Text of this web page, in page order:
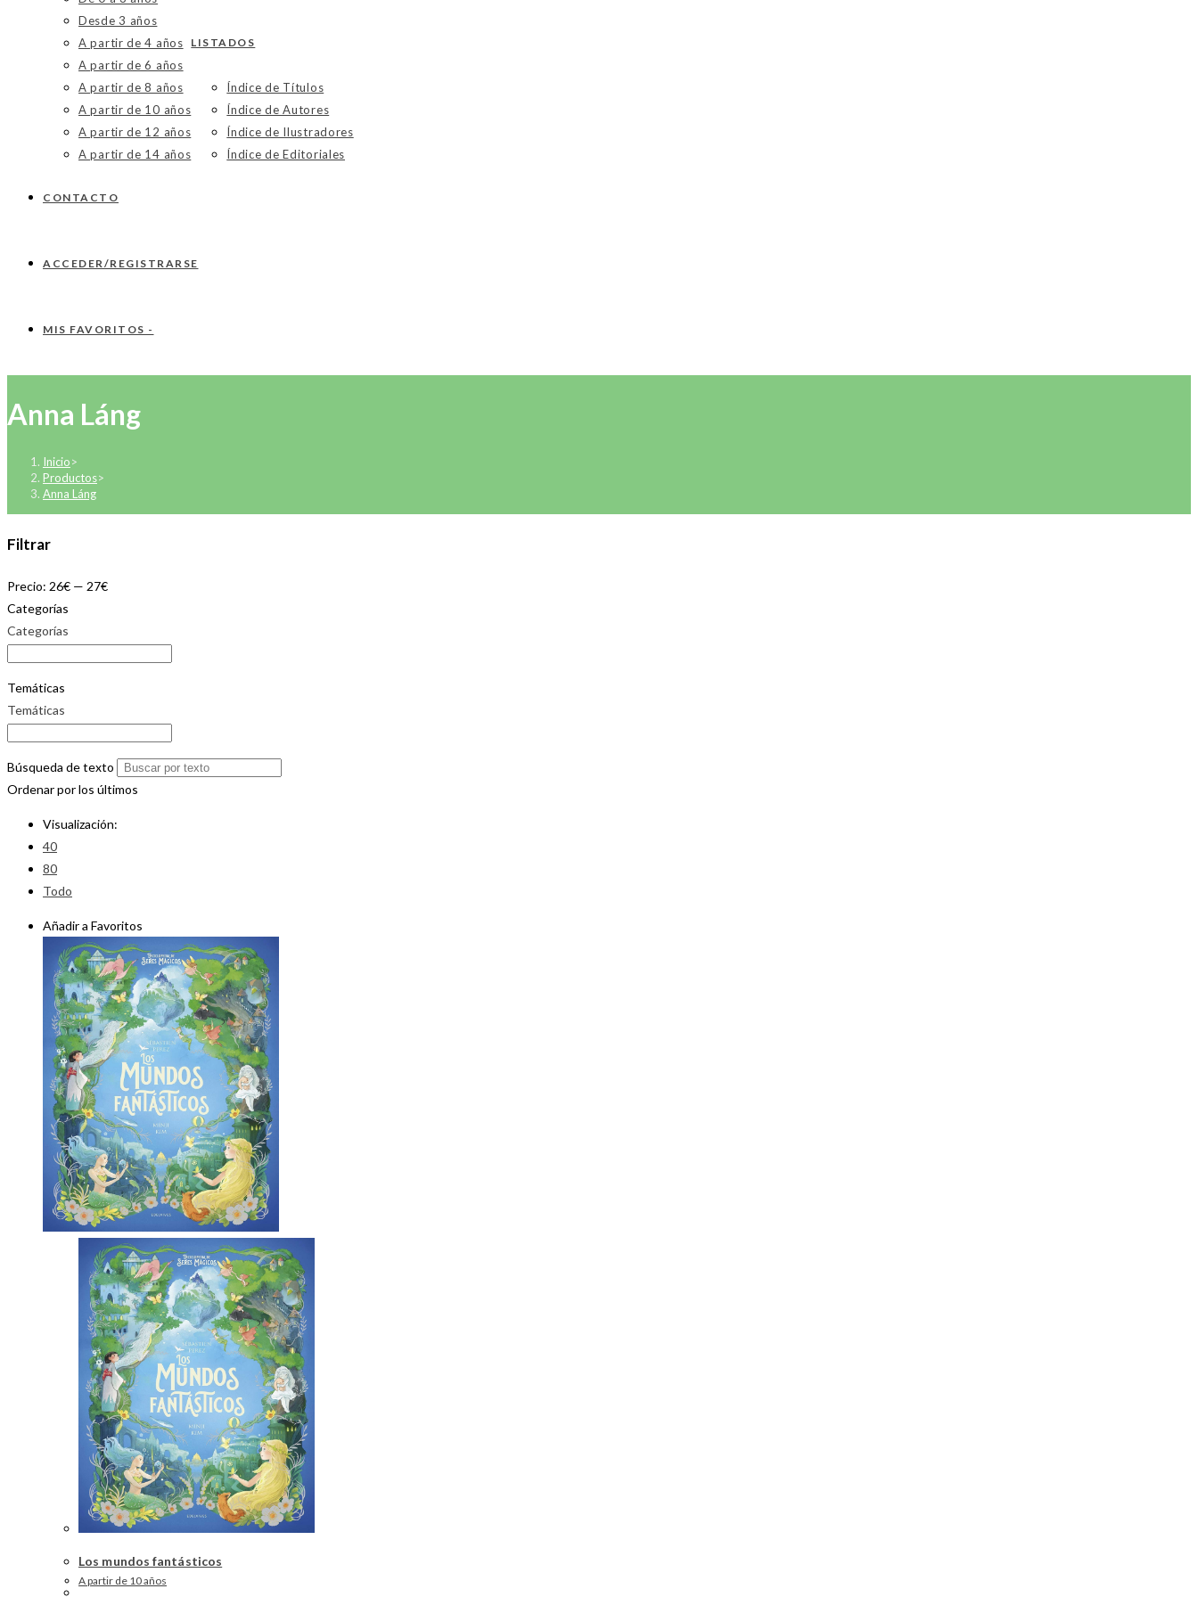
Desde 3 años
A partir de 4 años
A partir de 6 años
A partir de 8 años
A partir de 10 años
A partir de 12 años
A partir de 14 años
LISTADOS
Índice de Títulos
Índice de Autores
Índice de Ilustradores
Índice de Editoriales
CONTACTO
ACCEDER/REGISTRARSE
MIS FAVORITOS -
Anna Láng
Inicio>
Productos>
Anna Láng
Filtrar
Precio: 26€ — 27€
Categorías
Categorías
Temáticas
Temáticas
Búsqueda de texto
Ordenar por los últimos
Visualización:
40
80
Todo
Añadir a Favoritos
Los mundos fantásticos
A partir de 10 años